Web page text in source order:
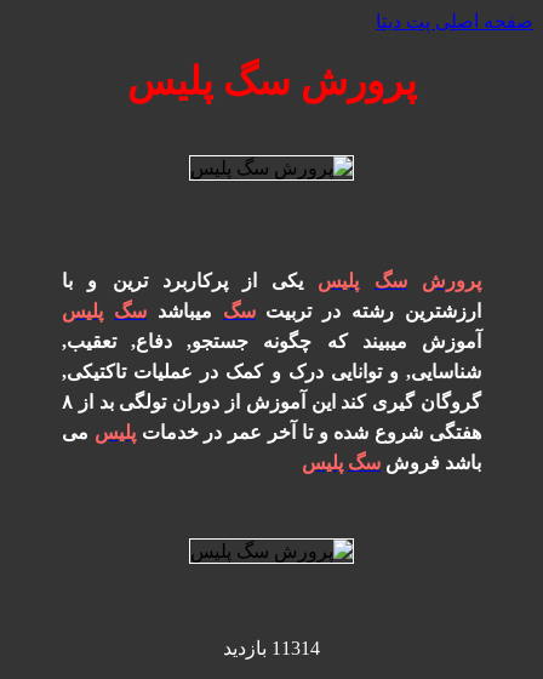
صفحه اصلی پت دیتا
پرورش سگ پلیس
پرورش سگ پلیس یکی از پرکاربرد ترین و با
ارزشترین رشته در تربیتسگ میباشد سگ پلیس
آموزش میبیند که چگونه جستجو, دفاع, تعقیب,
شناسایی, و توانایی درک و کمک در عملیات تاکتیکی,
گروگان گیری کند این آموزش از دوران تولگی بد از ۸
هفتگی شروع شده و تا آخر عمر در خدماتپلیس می
باشد فروشسگ پلیس
11314 بازدید